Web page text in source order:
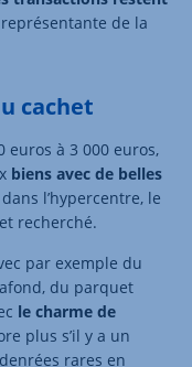
de la
cachet
euros à 3 000 euros,
biens avec de belles
dans l’hypercentre, le
recherché.
par exemple du
du parquet
le charme de
plus s’il y a un
rares en